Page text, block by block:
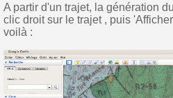
A partir d'un trajet, la génération
clic droit sur le trajet , puis
voilà :